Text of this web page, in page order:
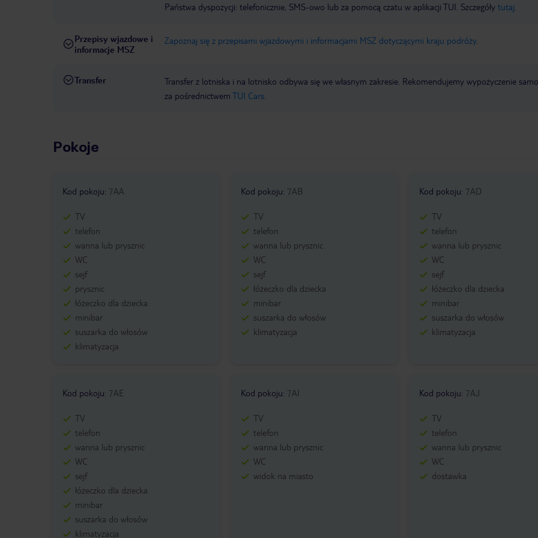
Państwa dyspozycji: telefonicznie, SMS-owo lub za pomocą czatu w aplikacji TUI. Szczegóły tutaj
Przepisy wjazdowe i
informacje MSZ
Zapoznaj się z przepisami wjazdowymi i informacjami MSZ dotyczącymi kraju podróży.
Transfer
Transfer z lotniska i na lotnisko odbywa się we własnym zakresie. Rekomendujemy wypożyczenie
za pośrednictwem TUI Cars.
Pokoje
Kod pokoju: 7AA
TV
telefon
wanna lub prysznic
WC
sejf
prysznic
łóżeczko dla dziecka
minibar
suszarka do włosów
klimatyzacja
Kod pokoju: 7AB
TV
telefon
wanna lub prysznic
WC
sejf
łóżeczko dla dziecka
minibar
suszarka do włosów
klimatyzacja
Kod pokoju: 7AD
TV
telefon
wanna lub prysznic
WC
sejf
łóżeczko dla dziecka
minibar
suszarka do włosów
klimatyzacja
Kod pokoju: 7AE
TV
telefon
wanna lub prysznic
WC
sejf
łóżeczko dla dziecka
minibar
suszarka do włosów
klimatyzacja
Kod pokoju: 7AI
TV
telefon
wanna lub prysznic
WC
widok na miasto
Kod pokoju: 7AJ
TV
telefon
wanna lub prysznic
WC
dostawka